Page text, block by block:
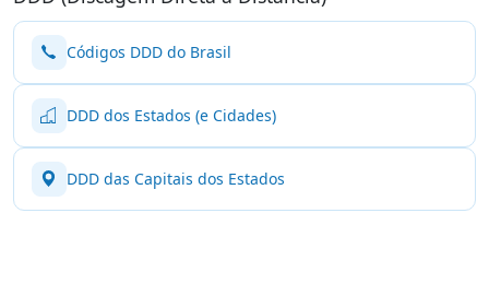
Códigos DDD do Brasil
DDD dos Estados (e Cidades)
DDD das Capitais dos Estados